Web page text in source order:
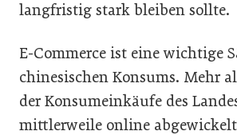
langfristig stark bleiben sollte.
E-Commerce ist eine wichtige
chinesischen Konsums. Mehr
der Konsumeinkäufe des
mittlerweile online